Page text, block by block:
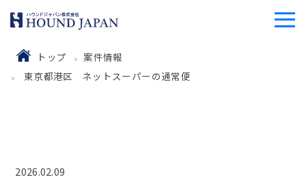
トップ
案件情報
東京都港区 ネットスーパーの通常便
2026.02.09